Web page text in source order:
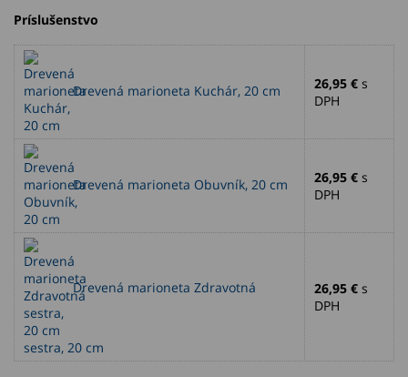
Príslušenstvo
Drevená marioneta Kuchár, 20 cm 26,95 € s
DPH
Drevená marioneta Obuvník, 20 cm 26,95 € s
DPH
Drevená marioneta Zdravotná
sestra, 20 cm
26,95 € s
DPH